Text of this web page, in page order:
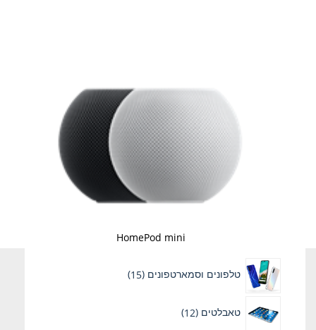
HomePod mini
טלפונים וסמארטפונים 15
טאבלטים 12